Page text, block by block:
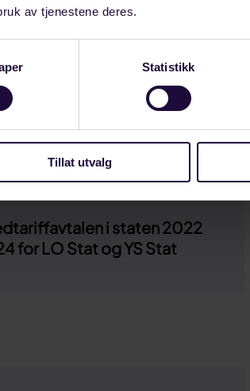
av tjenestene deres.
Statistikk
Tillat utvalg
(125) 2024-
i staten 2022
for LO Stat og YS Stat